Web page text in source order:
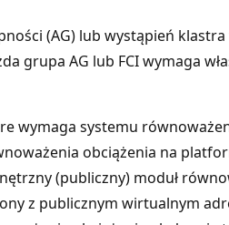
(AG) lub wystąpień
grupa AG lub FCI wymaga
wymaga systemu
obciążenia na
(publiczny) moduł
z publicznym wirtualnym